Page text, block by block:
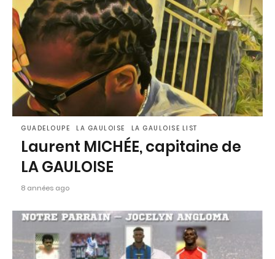
GUADELOUPE LA GAULOISE LA GAULOISE LIST
Laurent MICHÉE, capitaine de
LA GAULOISE
8 années ago